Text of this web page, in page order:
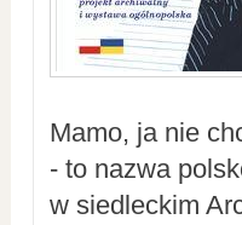
Mamo, ja nie
- to nazwa
w siedleckim